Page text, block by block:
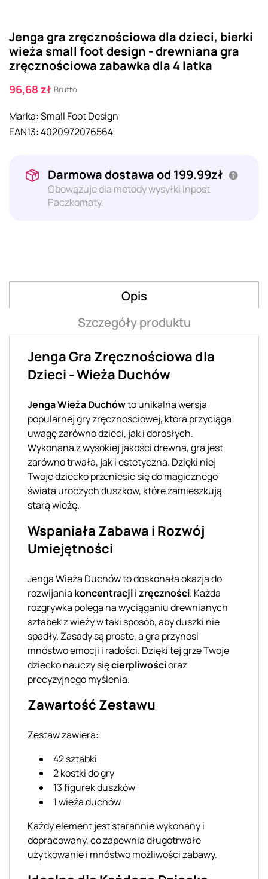
Jenga gra zręcznościowa dla dzieci, bierki
wieża small foot design - drewniana gra
zręcznościowa zabawka dla 4 latka
96,68 zł Brutto
Marka:Small Foot Design
EAN13:4020972076564
Darmowa dostawa od 199.99zł
Obowązuje dla metody wysyłki Inpost
Paczkomaty.
Opis
Szczegóły produktu
Jenga Gra Zręcznościowa dla
Dzieci - Wieża Duchów
Jenga Wieża Duchówto unikalna wersja
popularnej gry zręcznościowej, która przyciąga
uwagę zarówno dzieci, jak i dorosłych.
Wykonana z wysokiej jakości drewna, gra jest
zarówno trwała, jak i estetyczna. Dzięki niej
Twoje dziecko przeniesie się do magicznego
świata uroczych duszków, które zamieszkują
starą wieżę.
Wspaniała Zabawa i Rozwój
Umiejętności
Jenga Wieża Duchów to doskonała okazja do
rozwijania koncentracjiizręczności. Każda
rozgrywka polega na wyciąganiu drewnianych
sztabek z wieży w taki sposób, aby duszki nie
spadły. Zasady są proste, a gra przynosi
mnóstwo emocji i radości. Dzięki tej grze Twoje
dziecko nauczy sięcierpliwościoraz
precyzyjnego myślenia.
Zawartość Zestawu
Zestaw zawiera:
42 sztabki
2 kostki do gry
13 figurek duszków
1 wieża duchów
Każdy element jest starannie wykonany i
dopracowany, co zapewnia długotrwałe
użytkowanie i mnóstwo możliwości zabawy.